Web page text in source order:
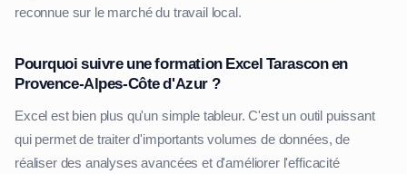
reconnue sur le marché du travail local.
Pourquoi suivre une formation Excel Tarascon en
Provence-Alpes-Côte d'Azur ?
Excel est bien plus qu'un simple tableur. C'est un outil puissant
qui permet de traiter d'importants volumes de données, de
réaliser des analyses avancées et d'améliorer l'efficacité